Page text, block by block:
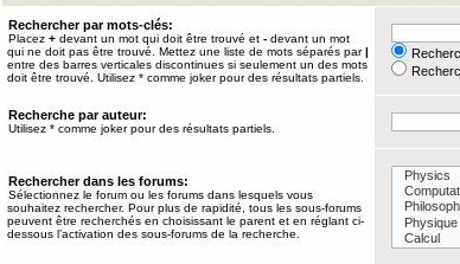
Rechercher par mots-clés:
Placez + devant un mot qui doit être trouvé et - devant un mot
qui ne doit pas être trouvé. Mettez une liste de mots séparés par|
entre des barres verticales discontinues si seulement un des mots
doit être trouvé. Utilisez * comme joker pour des résultats partiels.
Recherche par auteur:
Utilisez * comme joker pour des résultats partiels.
Rechercher dans les forums:
Sélectionnez le forum ou les forums dans lesquels vous
souhaitez rechercher. Pour plus de rapidité, tous les sous-forums
peuvent être recherchés en choisissant le parent et en réglant ci-
dessous l’activation des sous-forums de la recherche.